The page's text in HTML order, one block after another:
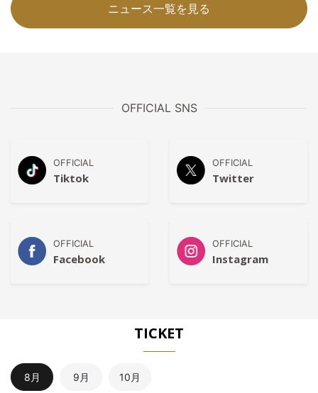
ニュース一覧を見る
OFFICIAL SNS
OFFICIAL
Tiktok
OFFICIAL
Twitter
OFFICIAL
Facebook
OFFICIAL
Instagram
TICKET
8月 9月 10月